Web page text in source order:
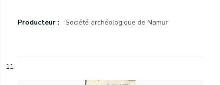
Producteur : Société archéologique de Namur
11